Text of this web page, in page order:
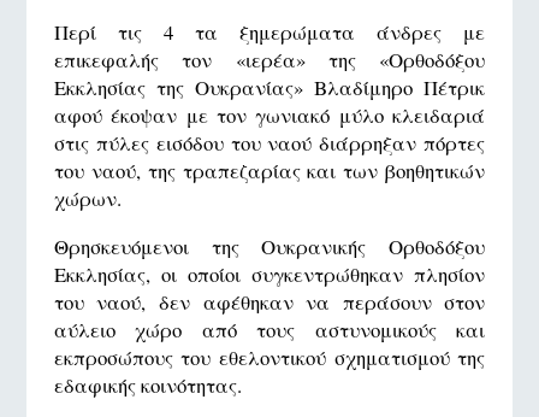
Περί τις 4 τα ξημερώματα άνδρες με
επικεφαλής τον «ιερέα» της «Ορθοδόξου
Εκκλησίας της Ουκρανίας» Βλαδίμηρο Πέτρικ
αφού έκοψαν με τον γωνιακό μύλο κλειδαριά
στις πύλες εισόδου του ναού διάρρηξαν πόρτες
του ναού, της τραπεζαρίας και των βοηθητικών
χώρων.
Θρησκευόμενοι της Ουκρανικής Ορθοδόξου
Εκκλησίας, οι οποίοι συγκεντρώθηκαν πλησίον
του ναού, δεν αφέθηκαν να περάσουν στον
αύλειο χώρο από τους αστυνομικούς και
εκπροσώπους του εθελοντικού σχηματισμού της
εδαφικής κοινότητας.